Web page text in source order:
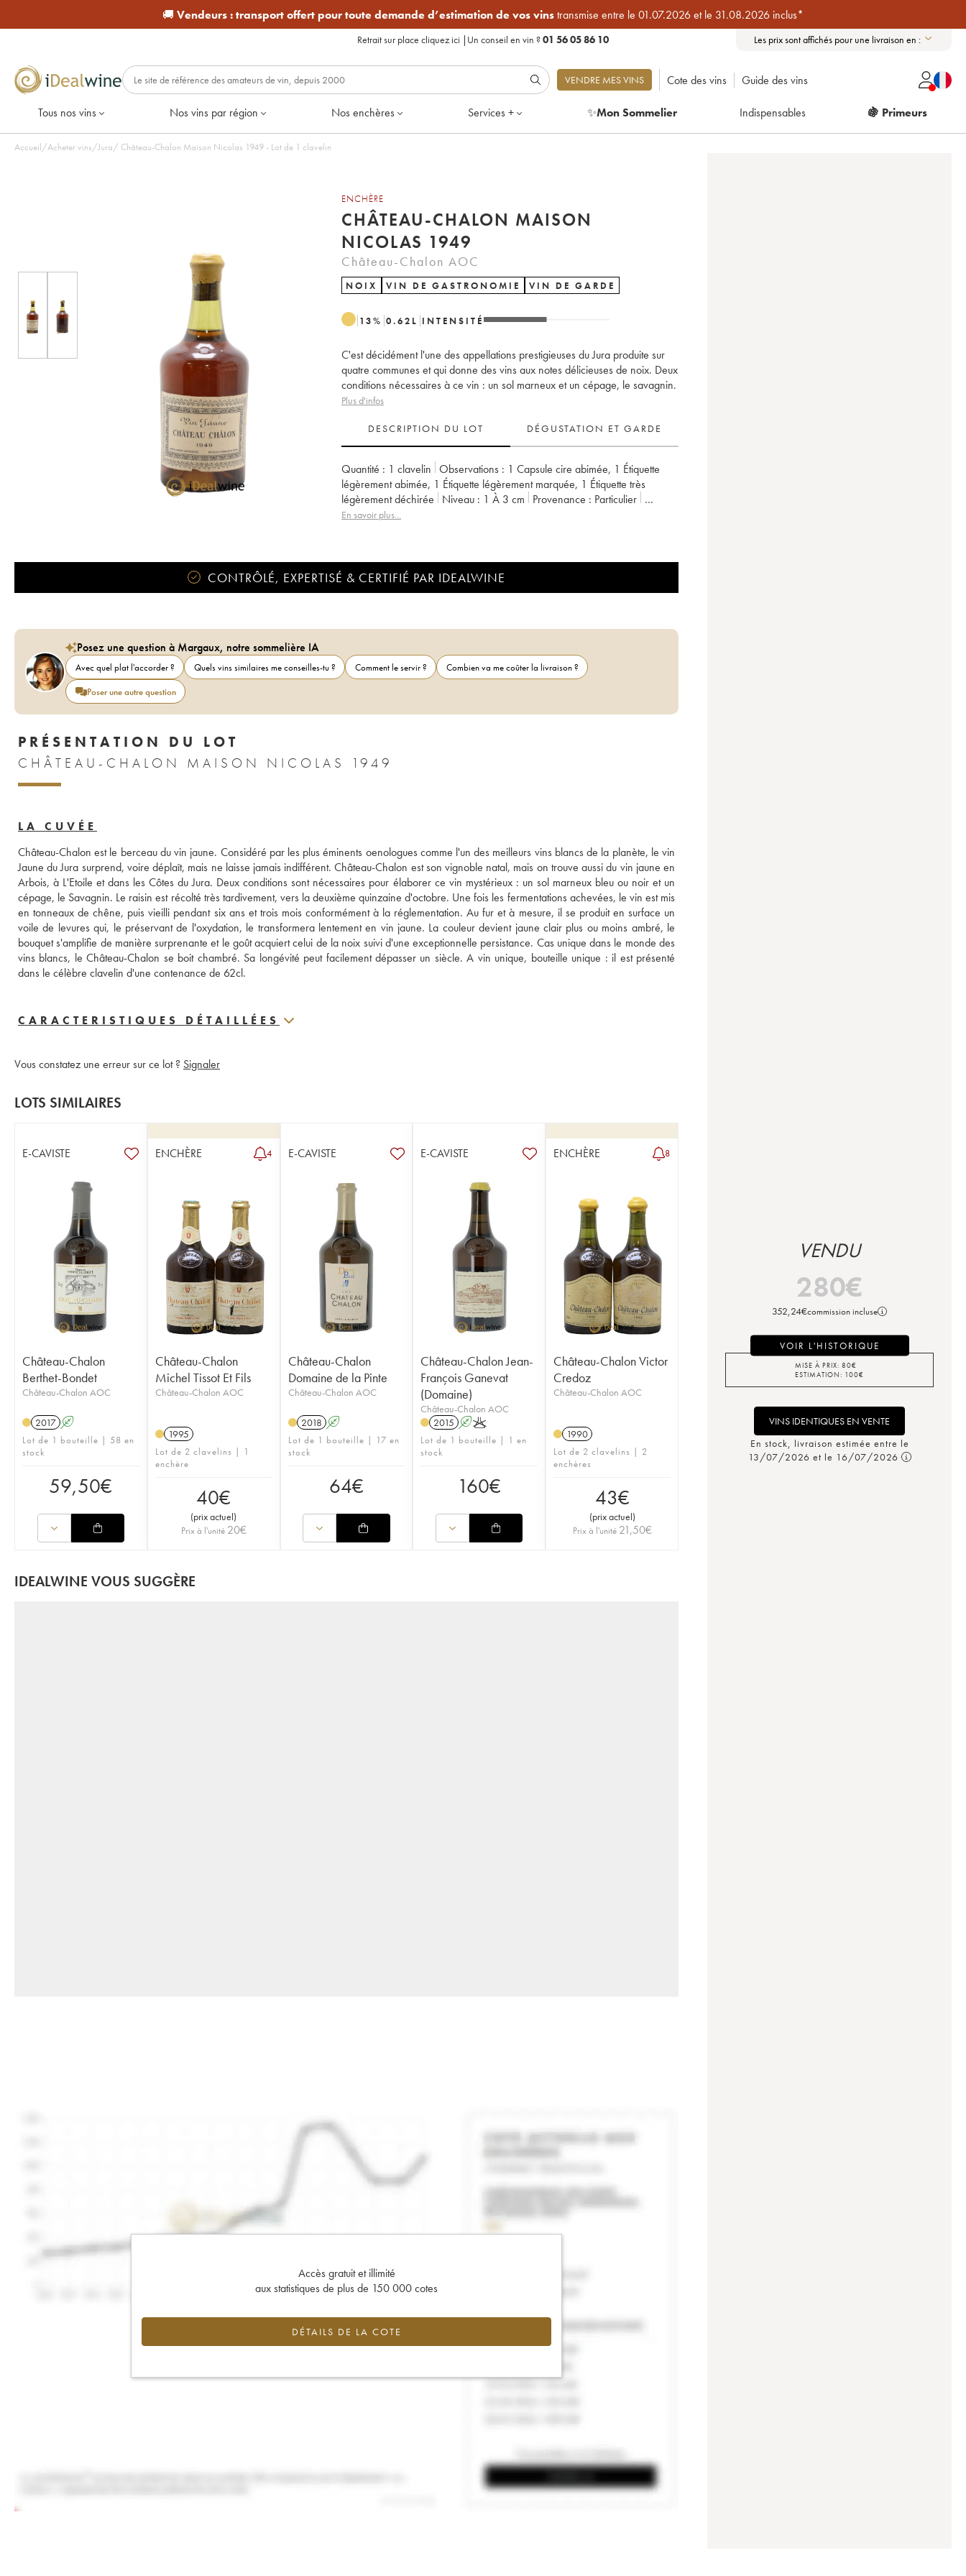
🚚 Vendeurs :transport offert pour toute demande d’estimation de vos vinstransmise entre le 01.07.2026 et le 31.08.2026 inclus*
Retrait sur place cliquez ici | Un conseil en vin ?01 56 05 86 10 Les prix sont affichés pour une livraison en :
VENDRE MES VINS Cote des vins Guide des vins
Tous nos vins Nos vins par région Nos enchères Services + ✨Mon Sommelier Indispensables 🍇 Primeurs
Accueil/Acheter vins/Jura/ Château-Chalon Maison Nicolas 1949 - Lot de 1 clavelin
ENCHÈRE
CHÂTEAU-CHALON MAISON
NICOLAS 1949
Château-Chalon AOC
NOIX VIN DE GASTRONOMIE VIN DE GARDE
13% 0.62 L INTENSITÉ
C'est décidément l'une des appellations prestigieuses du Jura produite sur
quatre communes et qui donne des vins aux notes délicieuses de noix. Deux
conditions nécessaires à ce vin : un sol marneux et un cépage, le savagnin.
Plus d'infos
DESCRIPTION DU LOT DÉGUSTATION ET GARDE
Quantité : 1 clavelin Observations : 1 Capsule cire abimée, 1 Étiquette
légèrement abimée, 1 Étiquette légèrement marquée, 1 Étiquette très
légèrement déchirée
Niveau : 1 À 3 cm Provenance : particulier
TVA récupérable :
En savoir plus...
CONTRÔLÉ, EXPERTISÉ & CERTIFIÉ PAR IDEALWINE
Posez une question à Margaux, notre sommelière IA
Avec quel plat l'accorder ? Quels vins similaires me conseilles-tu ? Comment le servir ?
Combien va me coûter la livraison ?
Poser une autre question
PRÉSENTATION DU LOT
CHÂTEAU-CHALON MAISON NICOLAS 1949
LA CUVÉE
Château-Chalon est le berceau du vin jaune. Considéré par les plus éminents oenologues comme l'un des meilleurs vins blancs de la planète, le vin
Jaune du Jura surprend, voire déplaît, mais ne laisse jamais indifférent. Château-Chalon est son vignoble natal, mais on trouve aussi du vin jaune en
Arbois, à L'Etoile et dans les Côtes du Jura. Deux conditions sont nécessaires pour élaborer ce vin mystérieux : un sol marneux bleu ou noir et un
cépage, le Savagnin. Le raisin est récolté très tardivement, vers la deuxième quinzaine d'octobre. Une fois les fermentations achevées, le vin est mis
en tonneaux de chêne, puis vieilli pendant six ans et trois mois conformément à la réglementation. Au fur et à mesure, il se produit en surface un
voile de levures qui, le préservant de l'oxydation, le transformera lentement en vin jaune. La couleur devient jaune clair plus ou moins ambré, le
bouquet s'amplifie de manière surprenante et le goût acquiert celui de la noix suivi d'une exceptionnelle persistance. Cas unique dans le monde des
vins blancs, le Château-Chalon se boit chambré. Sa longévité peut facilement dépasser un siècle. A vin unique, bouteille unique : il est présenté
dans le célèbre clavelin d'une contenance de 62cl.
CARACTERISTIQUES DÉTAILLÉES
Vous constatez une erreur sur ce lot ? Signaler
LOTS SIMILAIRES
E-CAVISTE
Château-Chalon
Berthet-Bondet
Château-Chalon AOC
2017 A
Lot de 1 bouteille | 58 en
stock
59,50€
ENCHÈRE 4
Château-Chalon
Michel Tissot Et Fils
Château-Chalon AOC
1995
Lot de 2 clavelins | 1
enchère
40€
(prix actuel)
Prix à l'unité 20€
E-CAVISTE
Château-Chalon
Domaine de la Pinte
Château-Chalon AOC
2018 A
Lot de 1 bouteille | 17 en
stock
64€
E-CAVISTE
Château-Chalon Jean-
François Ganevat
(Domaine)
Château-Chalon AOC
2015 AK
Lot de 1 bouteille | 1 en
stock
160€
ENCHÈRE 8
Château-Chalon Victor
Credoz
Château-Chalon AOC
1990
Lot de 2 clavelins | 2
enchères
43€
(prix actuel)
Prix à l'unité 21,50€
IDEALWINE VOUS SUGGÈRE
Accès gratuit et illimité
aux statistiques de plus de 150 000 cotes
DÉTAILS DE LA COTE
VENDU
280€
352,24€commission incluse
VOIR L'HISTORIQUE
MISE À PRIX: 80€
ESTIMATION: 100€
VINS IDENTIQUES EN VENTE
En stock, livraison estimée entre le
13/07/2026 et le 16/07/2026